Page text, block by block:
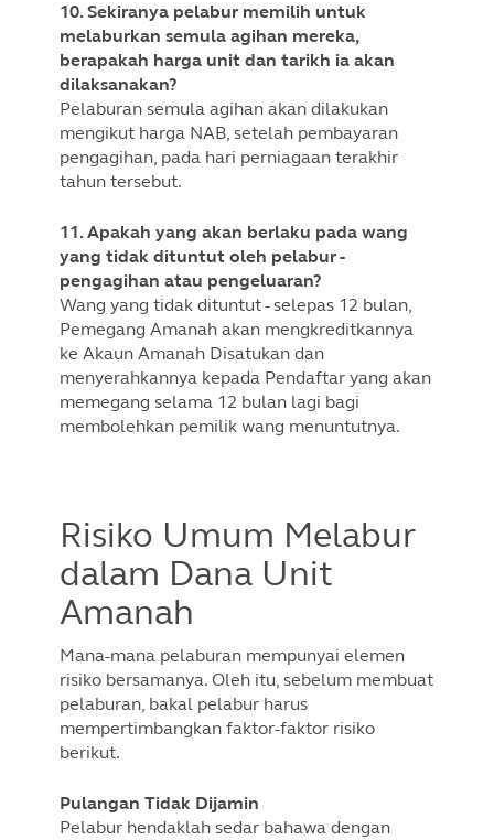
10. Sekiranya pelabur memilih untuk
melaburkan semula agihan mereka,
berapakah harga unit dan tarikh ia akan
dilaksanakan?
Pelaburan semula agihan akan dilakukan
mengikut harga NAB, setelah pembayaran
pengagihan, pada hari perniagaan terakhir
tahun tersebut.
11. Apakah yang akan berlaku pada wang
yang tidak dituntut oleh pelabur -
pengagihan atau pengeluaran?
Wang yang tidak dituntut - selepas 12 bulan,
Pemegang Amanah akan mengkreditkannya
ke Akaun Amanah Disatukan dan
menyerahkannya kepada Pendaftar yang akan
memegang selama 12 bulan lagi bagi
membolehkan pemilik wang menuntutnya.
Risiko Umum Melabur
dalam Dana Unit
Amanah
Mana-mana pelaburan mempunyai elemen
risiko bersamanya. Oleh itu, sebelum membuat
pelaburan, bakal pelabur harus
mempertimbangkan faktor-faktor risiko
berikut.
Pulangan Tidak Dijamin
Pelabur hendaklah sedar bahawa dengan